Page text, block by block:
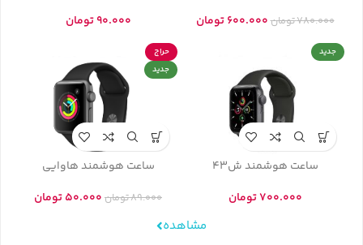
780.000تومان600.000 تومان
90.000 تومان
جدید
ساعت هوشمند ش43
700.000 تومان
حراج
جدید
ساعت هوشمند هاوایی
89.000تومان 50.000تومان
مشاهده